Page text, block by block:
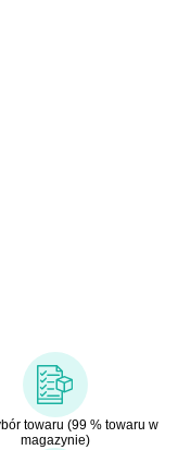
towaru (99 % towaru w
magazynie)